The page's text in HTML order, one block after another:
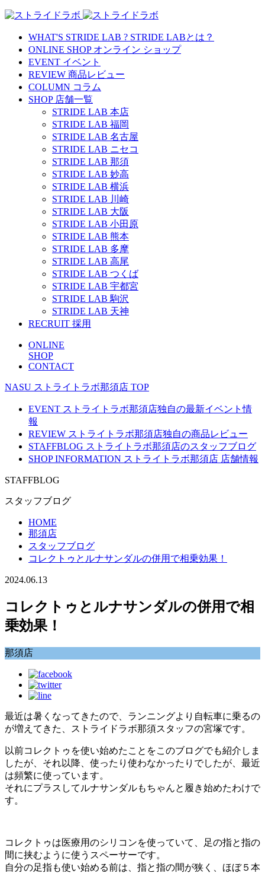
WHAT'S STRIDE LAB ? STRIDE LABとは？
ONLINE SHOP オンライン ショップ
EVENT イベント
REVIEW 商品レビュー
COLUMN コラム
SHOP 店舗一覧
STRIDE LAB 本店
STRIDE LAB 福岡
STRIDE LAB 名古屋
STRIDE LAB ニセコ
STRIDE LAB 那須
STRIDE LAB 妙高
STRIDE LAB 横浜
STRIDE LAB 川崎
STRIDE LAB 大阪
STRIDE LAB 小田原
STRIDE LAB 熊本
STRIDE LAB 多摩
STRIDE LAB 高尾
STRIDE LAB つくば
STRIDE LAB 宇都宮
STRIDE LAB 駒沢
STRIDE LAB 天神
RECRUIT 採用
ONLINE
SHOP
CONTACT
NASU ストライトラボ那須店 TOP
EVENT ストライトラボ那須店独自の最新イベント情
報
REVIEW ストライトラボ那須店独自の商品レビュー
STAFFBLOG ストライトラボ那須店のスタッフブログ
SHOP INFORMATION ストライトラボ那須店 店舗情報
STAFFBLOG
スタッフブログ
HOME
那須店
スタッフブログ
コレクトゥとルナサンダルの併用で相乗効果！
2024.06.13
コレクトゥとルナサンダルの併用で相
乗効果！
那須店
最近は暑くなってきたので、ランニングより自転車に乗るの
が増えてきた、ストライドラボ那須スタッフの宮塚です。
以前コレクトゥを使い始めたことをこのブログでも紹介しま
したが、それ以降、使ったり使わなかったりでしたが、最近
は頻繁に使っています。
それにプラスしてルナサンダルもちゃんと履き始めたわけで
す。
コレクトゥは医療用のシリコンを使っていて、足の指と指の
間に挟むように使うスペーサーです。
自分の足指も使い始める前は、指と指の間が狭く、ほぼ５本